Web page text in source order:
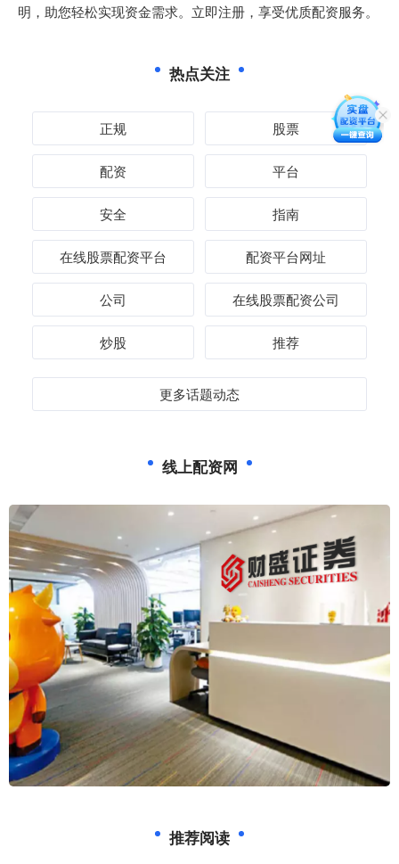
明，助您轻松实现资金需求。立即注册，享受优质配资服务。
热点关注
正规 股票
配资 平台
安全 指南
在线股票配资平台 配资平台网址
公司 在线股票配资公司
炒股 推荐
更多话题动态
线上配资网
推荐阅读